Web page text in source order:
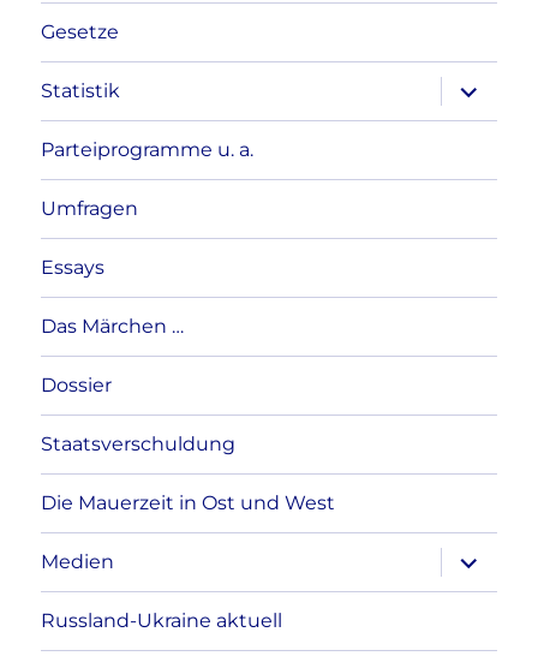
Gesetze
Statistik
anzeigen
Parteiprogramme u. a.
Umfragen
Essays
Das Märchen …
Dossier
Staatsverschuldung
Die Mauerzeit in Ost und West
Medien
anzeigen
Russland-Ukraine aktuell